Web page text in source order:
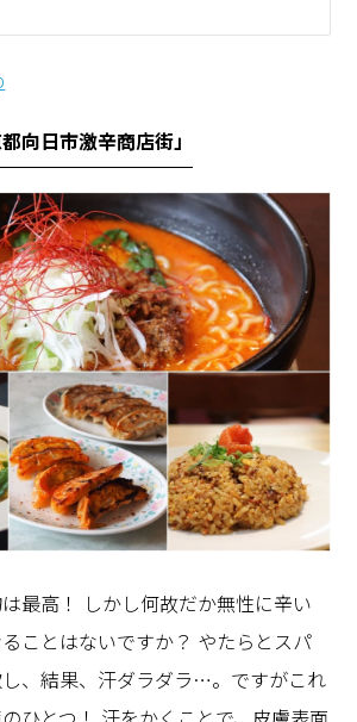
から、人気のふわふわ氷
向日市激辛商店街」
最高！ しかし何故だか無性に辛い
ことはないですか？ やたらとスパ
、結果、汗ダラダラ…。ですがこれ